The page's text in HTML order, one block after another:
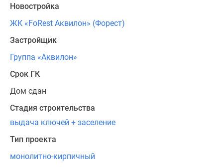
Новостройка
ЖК «FoRest Аквилон» (Форест)
Застройщик
Группа «Аквилон»
Срок ГК
Дом сдан
Стадия строительства
выдача ключей + заселение
Тип проекта
монолитно-кирпичный